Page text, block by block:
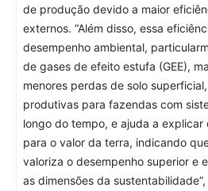
de produção devido a maior
externos. “Além disso, essa
desempenho ambiental,
de gases de efeito estufa (GEE),
menores perdas de solo
produtivas para fazendas com
longo do tempo, e ajuda a explicar
para o valor da terra, indicando
valoriza o desempenho superior e
as dimensões da